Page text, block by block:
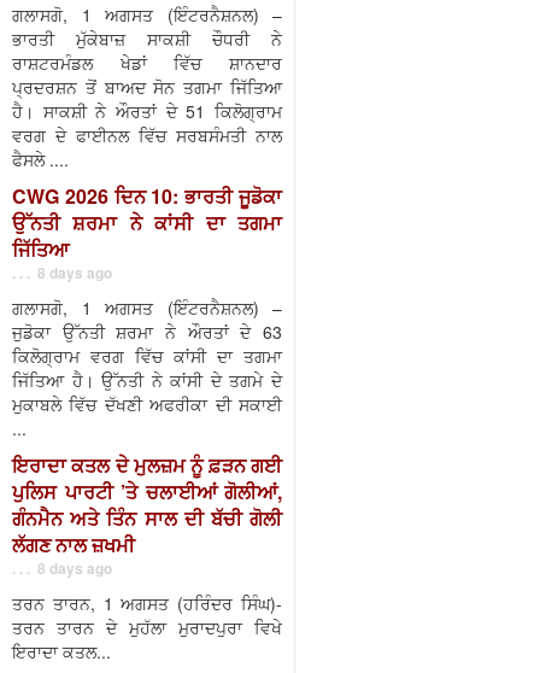
ਗਲਾਸਗੋ, 1 ਅਗਸਤ (ਇੰਟਰਨੈਸ਼ਨਲ) –
ਭਾਰਤੀ ਮੁੱਕੇਬਾਜ਼ ਸਾਕਸ਼ੀ ਚੌਧਰੀ ਨੇ
ਰਾਸ਼ਟਰਮੰਡਲ ਖੇਡਾਂ ਵਿੱਚ ਸ਼ਾਨਦਾਰ
ਪ੍ਰਦਰਸ਼ਨ ਤੋਂ ਬਾਅਦ ਸੋਨ ਤਗਮਾ ਜਿੱਤਿਆ
ਹੈ। ਸਾਕਸ਼ੀ ਨੇ ਔਰਤਾਂ ਦੇ 51 ਕਿਲੋਗ੍ਰਾਮ
ਵਰਗ ਦੇ ਫਾਈਨਲ ਵਿੱਚ ਸਰਬਸੰਮਤੀ ਨਾਲ
ਫੈਸਲੇ ....
CWG 2026 ਦਿਨ 10: ਭਾਰਤੀ ਜੂਡੋਕਾ
ਉੱਨਤੀ ਸ਼ਰਮਾ ਨੇ ਕਾਂਸੀ ਦਾ ਤਗਮਾ
ਜਿੱਤਿਆ
. . . 8 days ago
ਗਲਾਸਗੋ, 1 ਅਗਸਤ (ਇੰਟਰਨੈਸ਼ਨਲ) –
ਜੁਡੋਕਾ ਉੱਨਤੀ ਸ਼ਰਮਾ ਨੇ ਔਰਤਾਂ ਦੇ 63
ਕਿਲੋਗ੍ਰਾਮ ਵਰਗ ਵਿੱਚ ਕਾਂਸੀ ਦਾ ਤਗਮਾ
ਜਿੱਤਿਆ ਹੈ। ਉੱਨਤੀ ਨੇ ਕਾਂਸੀ ਦੇ ਤਗਮੇ ਦੇ
ਮੁਕਾਬਲੇ ਵਿੱਚ ਦੱਖਣੀ ਅਫਰੀਕਾ ਦੀ ਸਕਾਈ
...
ਇਰਾਦਾ ਕਤਲ ਦੇ ਮੁਲਜ਼ਮ ਨੂੰ ਫ਼ੜਨ ਗਈ
ਪੁਲਿਸ ਪਾਰਟੀ ’ਤੇ ਚਲਾਈਆਂ ਗੋਲੀਆਂ,
ਗੰਨਮੈਨ ਅਤੇ ਤਿੰਨ ਸਾਲ ਦੀ ਬੱਚੀ ਗੋਲੀ
ਲੱਗਣ ਨਾਲ ਜ਼ਖਮੀ
. . . 8 days ago
ਤਰਨ ਤਾਰਨ, 1 ਅਗਸਤ (ਹਰਿੰਦਰ ਸਿੰਘ)-
ਤਰਨ ਤਾਰਨ ਦੇ ਮੁਹੱਲਾ ਮੁਰਾਦਪੁਰਾ ਵਿਖੇ
ਇਰਾਦਾ ਕਤਲ...